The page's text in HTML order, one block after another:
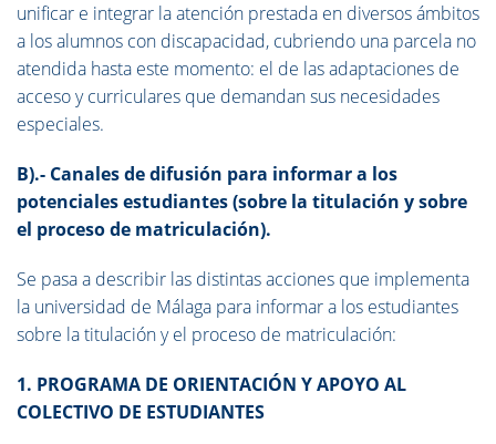
unificar e integrar la atención prestada en diversos ámbitos
a los alumnos con discapacidad, cubriendo una parcela no
atendida hasta este momento: el de las adaptaciones de
acceso y curriculares que demandan sus necesidades
especiales.
B).- Canales de difusión para informar a los
potenciales estudiantes (sobre la titulación y sobre
el proceso de matriculación).
Se pasa a describir las distintas acciones que implementa
la universidad de Málaga para informar a los estudiantes
sobre la titulación y el proceso de matriculación:
1. PROGRAMA DE ORIENTACIÓN Y APOYO AL
COLECTIVO DE ESTUDIANTES